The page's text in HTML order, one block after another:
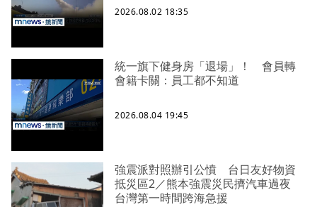
2026.08.02 18:35
統一旗下健身房「退場」！ 會員轉
會籍卡關：員工都不知道
2026.08.04 19:45
強震派對照辦引公憤 台日友好物資
抵災區2／熊本強震災民擠汽車過夜
台灣第一時間跨海急援